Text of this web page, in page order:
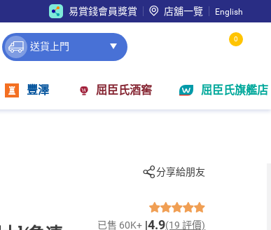
易賞錢會員獎賞 店舖一覽 English
送貨上門
0
豐澤 屈臣氏酒窖 屈臣氏旗艦店
分享給朋友
已售 60K+ 4.9(19 評價)